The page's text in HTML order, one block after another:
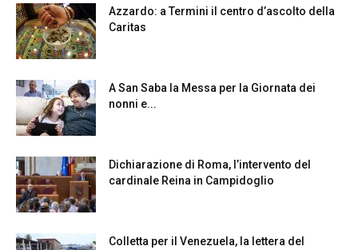
Azzardo: a Termini il centro d’ascolto della
Caritas
A San Saba la Messa per la Giornata dei
nonni e...
Dichiarazione di Roma, l’intervento del
cardinale Reina in Campidoglio
Colletta per il Venezuela, la lettera del